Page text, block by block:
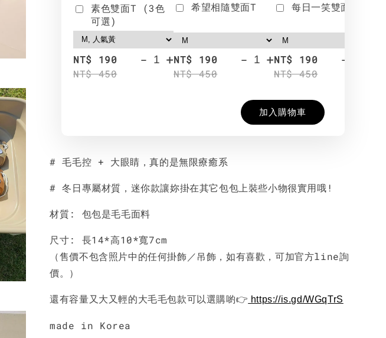
素色雙面T (3色
可選)
NT$ 190
NT$ 450
- +
希望相隨雙面T
NT$ 190
NT$ 450
- +
每日一笑雙面T
NT$ 190
NT$ 450
-
加入購物車
# 毛毛控 + 大眼睛，真的是無限療癒系
# 冬日專屬材質，迷你款讓妳掛在其它包包上裝些小物很實用哦!
材質: 包包是毛毛面料
尺寸: 長14*高10*寬7cm
（售價不包含照片中的任何掛飾／吊飾，如有喜歡，可加官方line詢
價。）
還有容量又大又輕的大毛毛包款可以選購喲👉 https://is.gd/WGqTrS
made in Korea